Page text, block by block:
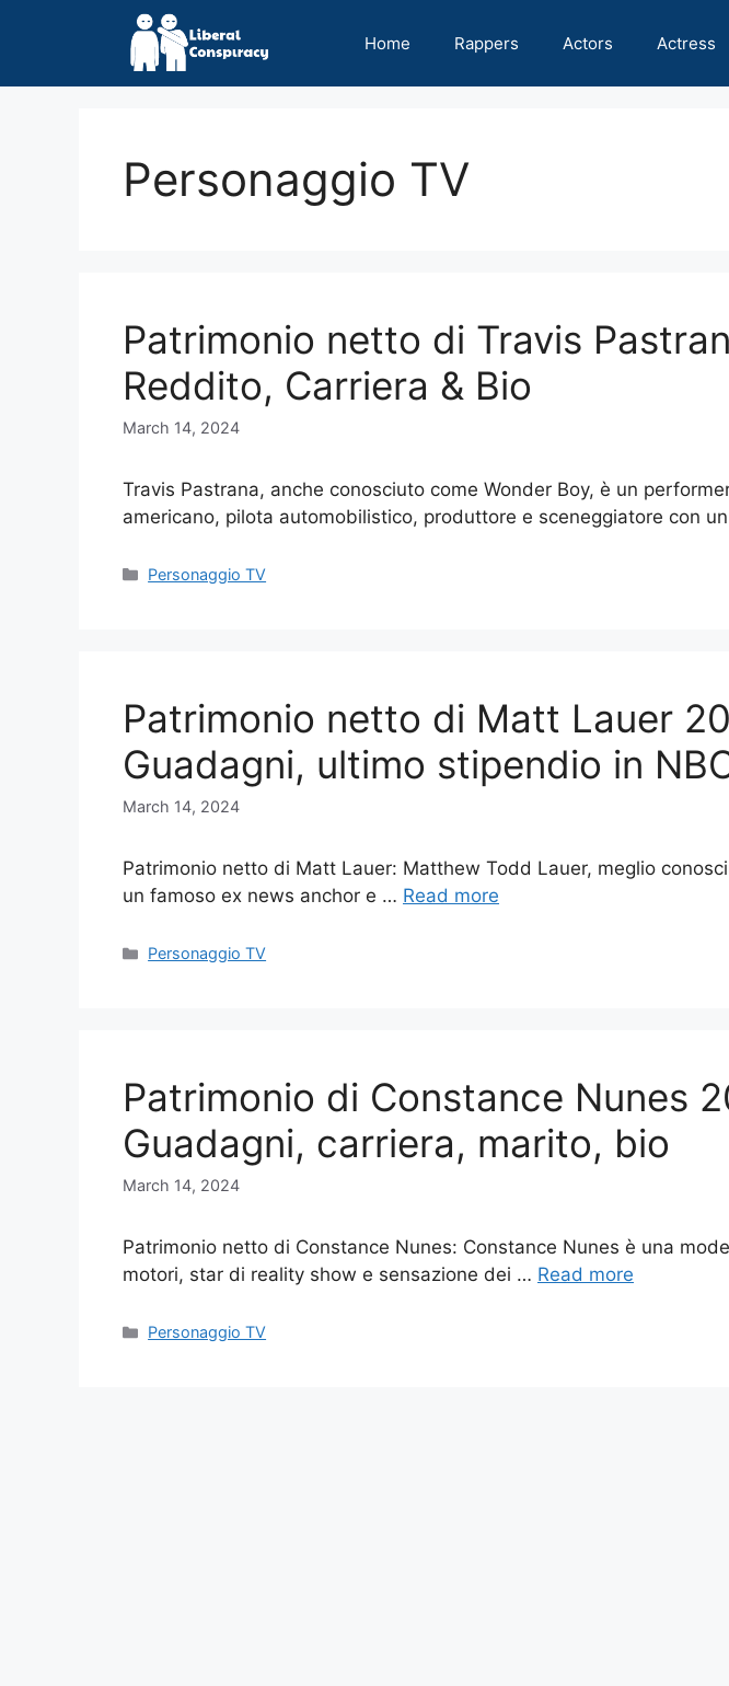
Home Rappers Actors Actress
Personaggio TV
Patrimonio netto di Travis
Reddito, Carriera & Bio
March 14, 2024
Travis Pastrana, anche conosciuto come Wonder Boy, è un
americano, pilota automobilistico, produttore e sceneggiatore con
Categories
Personaggio TV
Patrimonio netto di Matt Lauer
Guadagni, ultimo stipendio in
March 14, 2024
Patrimonio netto di Matt Lauer: Matthew Todd Lauer, meglio
un famoso ex news anchor e … Read more
Categories
Personaggio TV
Patrimonio di Constance Nunes
Guadagni, carriera, marito, bio
March 14, 2024
Patrimonio netto di Constance Nunes: Constance Nunes è una
motori, star di reality show e sensazione dei … Read more
Categories
Personaggio TV